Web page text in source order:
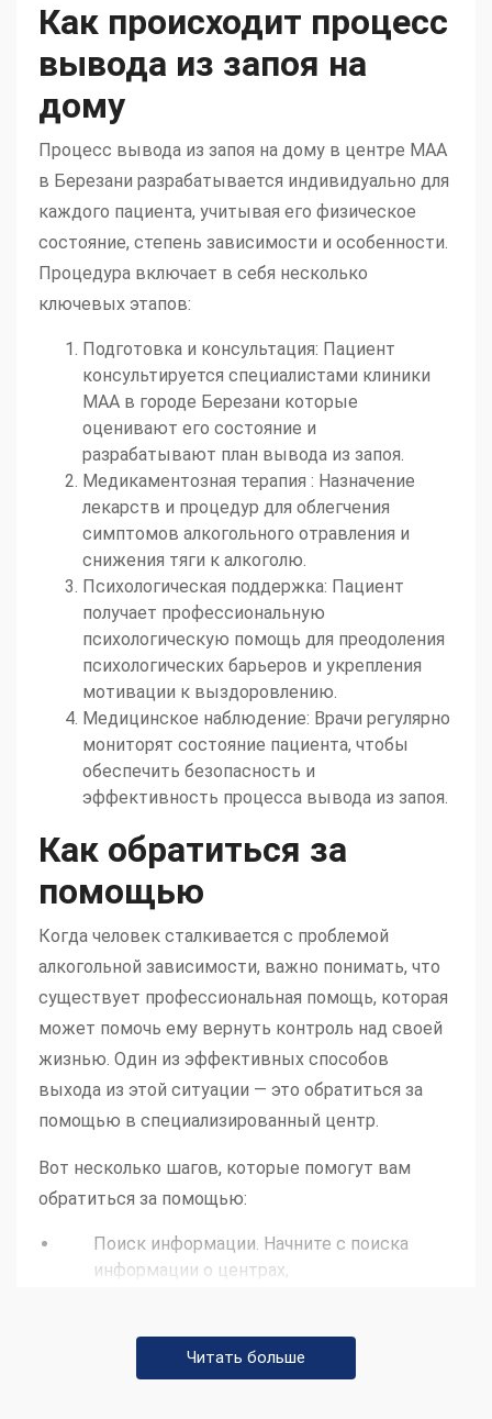
Как происходит процесс
вывода из запоя на
дому
Процесс вывода из запоя на дому в центре МАА
в Березани разрабатывается индивидуально для
каждого пациента, учитывая его физическое
состояние, степень зависимости и особенности.
Процедура включает в себя несколько
ключевых этапов:
Подготовка и консультация: Пациент
консультируется специалистами клиники
МАА в городе Березани которые
оценивают его состояние и
разрабатывают план вывода из запоя.
Медикаментозная терапия : Назначение
лекарств и процедур для облегчения
симптомов алкогольного отравления и
снижения тяги к алкоголю.
Психологическая поддержка: Пациент
получает профессиональную
психологическую помощь для преодоления
психологических барьеров и укрепления
мотивации к выздоровлению.
Медицинское наблюдение: Врачи регулярно
мониторят состояние пациента, чтобы
обеспечить безопасность и
эффективность процесса вывода из запоя.
Как обратиться за
помощью
Когда человек сталкивается с проблемой
алкогольной зависимости, важно понимать, что
существует профессиональная помощь, которая
может помочь ему вернуть контроль над своей
жизнью. Один из эффективных способов
выхода из этой ситуации — это обратиться за
помощью в специализированный центр.
Вот несколько шагов, которые помогут вам
обратиться за помощью:
Поиск информации. Начните с поиска
информации о центрах,
социальные сети и рекомендации
знакомых могут быть полезными
Читать больше